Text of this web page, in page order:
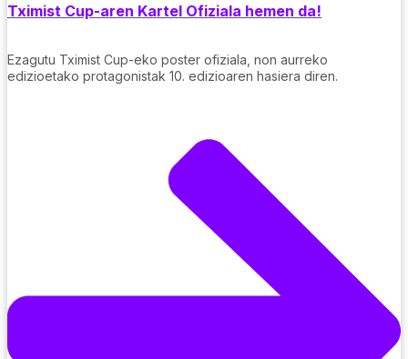
Tximist Cup-aren Kartel Ofiziala hemen da!
Ezagutu Tximist Cup-eko poster ofiziala, non aurreko
edizioetako protagonistak 10. edizioaren hasiera diren.